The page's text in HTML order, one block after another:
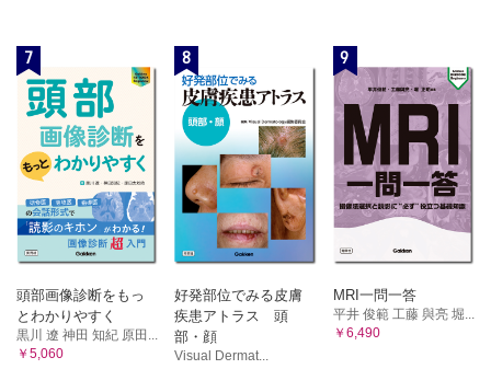
7
頭部画像診断をもっ
とわかりやすく
黒川 遼 神田 知紀 原田...
￥5,060
8
好発部位でみる皮膚
疾患アトラス 頭
部・顔
Visual Dermat...
9
MRI一問一答
平井 俊範 工藤 與亮 堀...
￥6,490